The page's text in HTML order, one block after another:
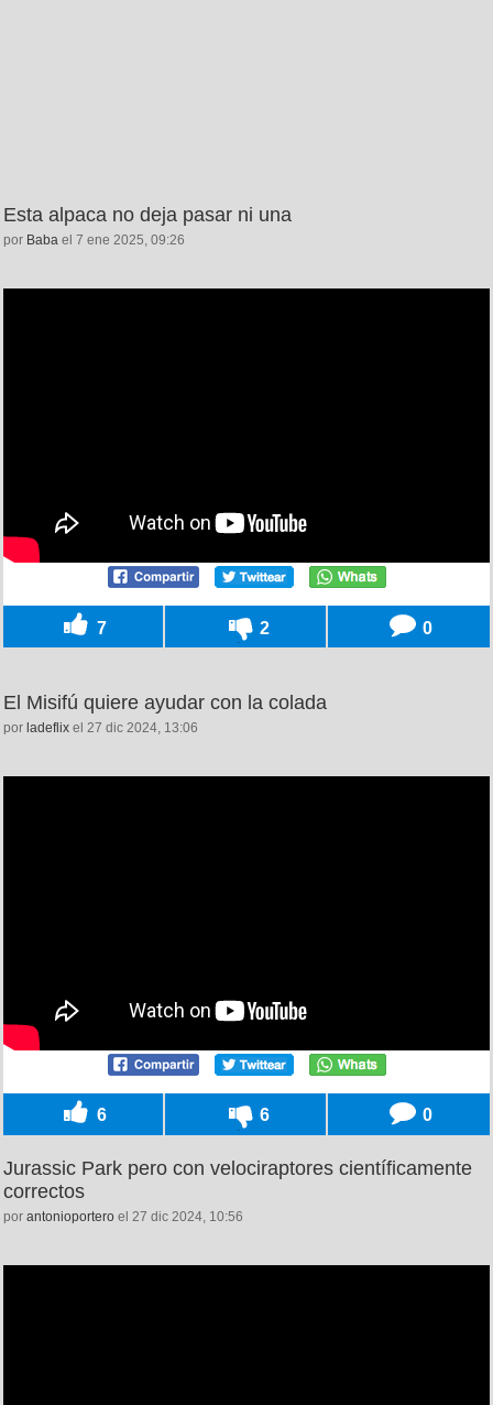
Esta alpaca no deja pasar ni una
por Baba el 7 ene 2025, 09:26
7 2 0
El Misifú quiere ayudar con la colada
por ladeflix el 27 dic 2024, 13:06
6 6 0
Jurassic Park pero con velociraptores científicamente
correctos
por antonioportero el 27 dic 2024, 10:56